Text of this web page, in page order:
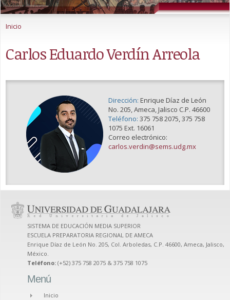
Inicio
Carlos Eduardo Verdín Arreola
Dirección: Enrique Díaz de León
No. 205, Ameca, Jalisco C.P. 46600
Teléfono: 375 758 2075, 375 758
1075 Ext. 16061
Correo electrónico:
carlos.verdin@sems.udg.mx
SISTEMA DE EDUCACIÓN MEDIA SUPERIOR
ESCUELA PREPARATORIA REGIONAL DE AMECA
Enrique Díaz de León No. 205, Col. Arboledas, C.P. 46600, Ameca, Jalisco,
México.
Teléfono: (+52) 375 758 2075 & 375 758 1075
Menú
Inicio